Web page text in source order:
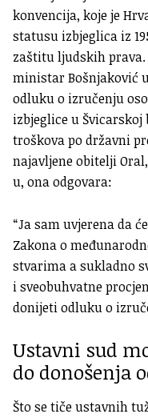
konvencija, koje je
statusu izbjeglica iz
zaštitu ljudskih
ministar Bošnjaković
odluku o izručenju
izbjeglice u
troškova po državni
najavljene obitelji
u, ona odgovara:
“Ja sam uvjerena da
Zakona o
stvarima a sukladno
i sveobuhvatne
donijeti odluku o
Ustavni sud
do donošenja
Što se tiče ustavnih